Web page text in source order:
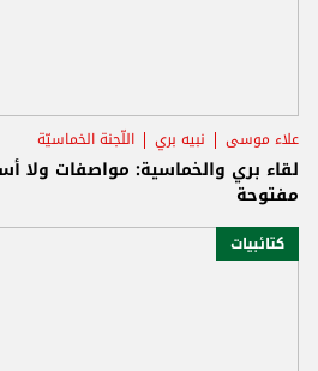
علاء موسى نبيه بري اللّجنة الخماسيّة
لقاء بري والخماسية: مواصفات ولا
مفتوحة
كتائبيات